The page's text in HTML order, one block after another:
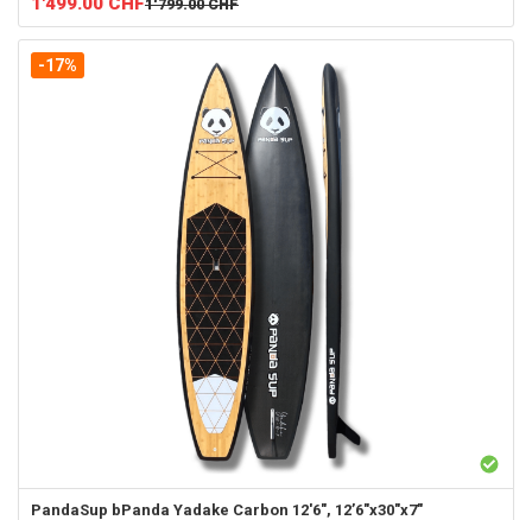
1'799.00 CHF
-17%
PandaSup bPanda Yadake Carbon 12'6", 12’6"x30"x7"